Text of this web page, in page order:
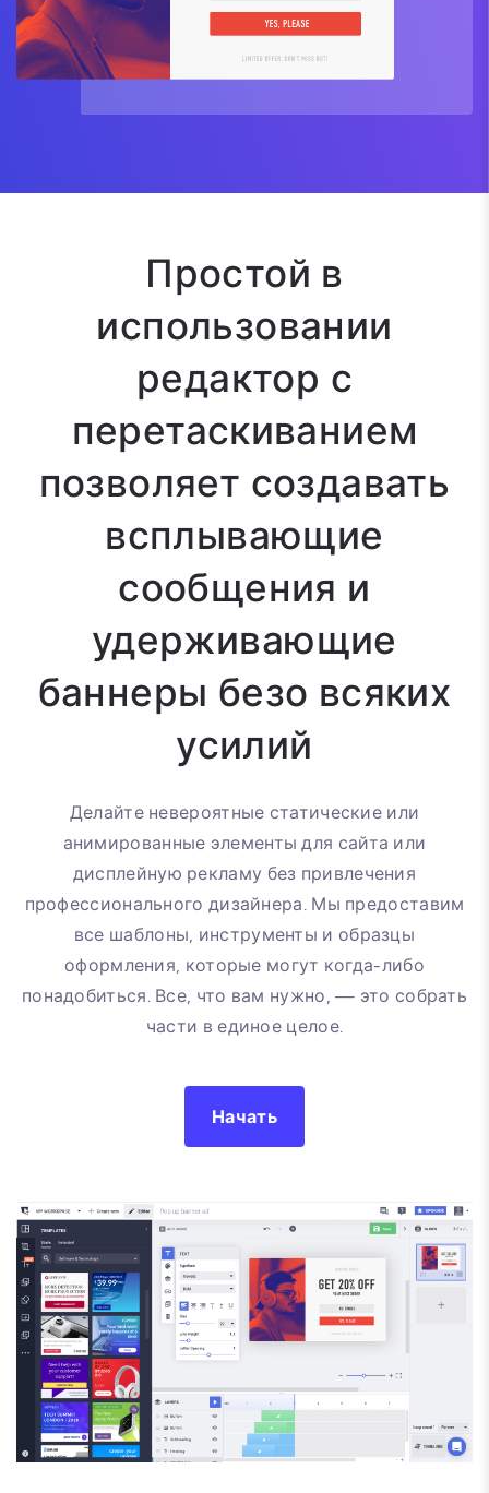
Простой в
использовании
редактор с
перетаскиванием
позволяет создавать
всплывающие
сообщения и
удерживающие
баннеры безо всяких
усилий
Делайте невероятные статические или
анимированные элементы для сайта или
дисплейную рекламу без привлечения
профессионального дизайнера. Мы предоставим
все шаблоны, инструменты и образцы
оформления, которые могут когда-либо
понадобиться. Все, что вам нужно, — это собрать
части в единое целое.
Начать